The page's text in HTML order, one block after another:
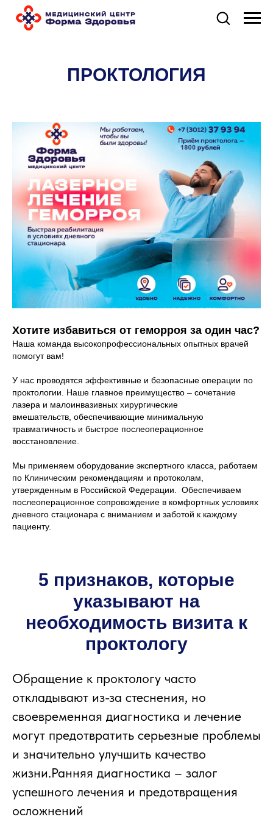
ПРОКТОЛОГИЯ
Хотите избавиться от геморроя за один час?
Наша команда высокопрофессиональных опытных врачей
помогут вам!
У нас проводятся эффективные и безопасные операции по
проктологии. Наше главное преимущество – сочетание
лазера и малоинвазивных хирургические
вмешательств, обеспечивающие минимальную
травматичность и быстрое послеоперационное
восстановление.
Мы применяем оборудование экспертного класса, работаем
по Клиническим рекомендациям и протоколам,
утвержденным в Российской Федерации. Обеспечиваем
послеоперационное сопровождение в комфортных условиях
дневного стационара с вниманием и заботой к каждому
пациенту.
5 признаков, которые
указывают на
необходимость визита к
проктологу
Обращение к проктологу часто
откладывают из-за стеснения, но
своевременная диагностика и лечение
могут предотвратить серьезные проблемы
и значительно улучшить качество
жизни.Ранняя диагностика – залог
успешного лечения и предотвращения
осложнений